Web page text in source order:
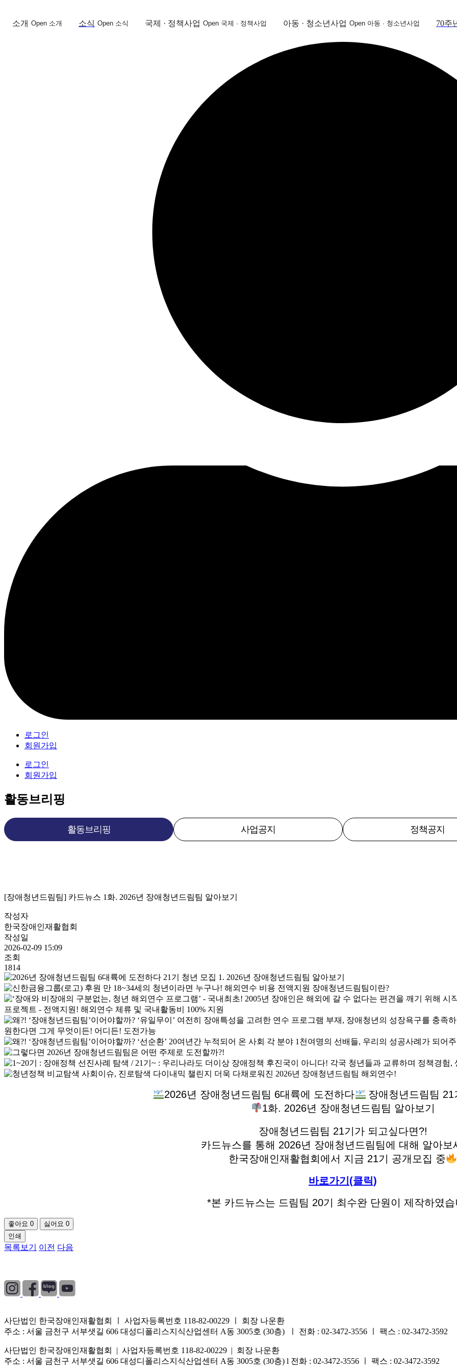
소개 Open 소개 소식 Open 소식 국제 · 정책사업 Open 국제 · 정책사업 아동 · 청소년사업 Open 아동 · 청소년사업 70주
로그인
회원가입
로그인
회원가입
활동브리핑
활동브리핑 사업공지 정책공지
[장애청년드림팀] 카드뉴스 1화. 2026년 장애청년드림팀 알아보기
작성자
한국장애인재활협회
작성일
2026-02-09 15:09
조회
1814
2026년 장애청년드림팀 6대륙에 도전하다
장애청년드림팀
1화. 2026년 장애청년드림팀 알아보기
장애청년드림팀 21기가 되고싶다면?!
카드뉴스를 통해 2026년 장애청년드림팀에 대해 알아보
한국장애인재활협회에서 지금 21기 공개모집 중
바로가기(클릭)
*본 카드뉴스는 드림팀 20기 최수완 단원이 제작하였
좋아요 0 싫어요 0
인쇄
목록보기 이전 다음
사단법인 한국장애인재활협회 ㅣ 사업자등록번호 118-82-00229 ㅣ 회장 나운환
주소 : 서울 금천구 서부샛길 606 대성디폴리스지식산업센터 A동 3005호 (30층) ㅣ 전화 : 02-3472-3556 ㅣ 팩스 : 02-3472-3592
사단법인 한국장애인재활협회 | 사업자등록번호 118-82-00229 | 회장 나운환
주소 : 서울 금천구 서부샛길 606 대성디폴리스지식산업센터 A동 3005호 (30층) l 전화 : 02-3472-3556 ㅣ 팩스 : 02-3472-3592